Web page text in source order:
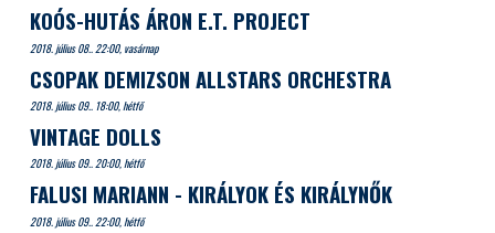
KOÓS-HUTÁS ÁRON E.T. PROJECT
2018. július 08.. 22:00, vasárnap
CSOPAK DEMIZSON ALLSTARS ORCHESTRA
2018. július 09.. 18:00, hétfő
VINTAGE DOLLS
2018. július 09.. 20:00, hétfő
FALUSI MARIANN - KIRÁLYOK ÉS KIRÁLYNŐK
2018. július 09.. 22:00, hétfő